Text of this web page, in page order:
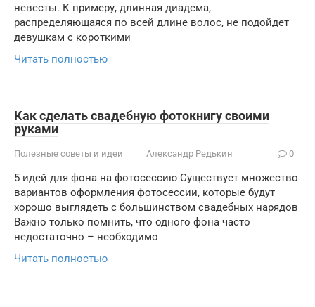
невесты. К примеру, длинная диадема,
распределяющаяся по всей длине волос, не подойдет
девушкам с короткими
Читать полностью
Как сделать свадебную фотокнигу своими
руками
Полезные советы и идеи Александр Редькин 0
5 идей для фона на фотосессию Существует множество
вариантов оформления фотосессии, которые будут
хорошо выглядеть с большинством свадебных нарядов
Важно только помнить, что одного фона часто
недостаточно – необходимо
Читать полностью